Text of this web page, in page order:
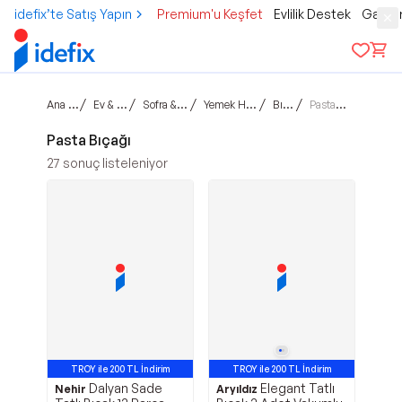
idefix’te Satış Yapın Premium'u Keşfet Evlilik Destek
Ana sayfa/ Ev & Yaşam / Sofra & Mutfak / Yemek Hazırlama / Bıçaklar / Pasta Bıçağı
Pasta Bıçağı
27 sonuç listeleniyor
TROY ile 200 TL İndirim
Nehir Dalyan Sade
TROY ile 200 TL İndirim
Aryıldız Elegant Tatlı